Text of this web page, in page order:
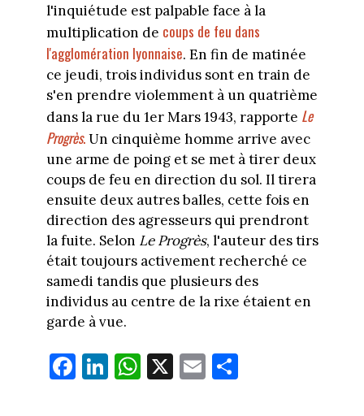
l'inquiétude est palpable face à la
multiplication de coups de feu dans
l'agglomération lyonnaise. En fin de matinée
ce jeudi, trois individus sont en train de
s'en prendre violemment à un quatrième
dans la rue du 1er Mars 1943, rapporte Le
Progrès.Un cinquième homme arrive avec
une arme de poing et se met à tirer deux
coups de feu en direction du sol. Il tirera
ensuite deux autres balles, cette fois en
direction des agresseurs qui prendront
la fuite. Selon Le Progrès, l'auteur des tirs
était toujours activement recherché ce
samedi tandis que plusieurs des
individus au centre de la rixe étaient en
garde à vue.
Fa
ce
Li
nk
W
ha
X E
m
Pa